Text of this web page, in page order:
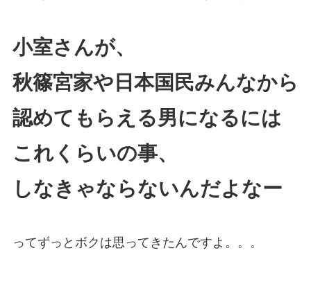
小室さんが、
秋篠宮家や日本国民みんなから
認めてもらえる男になるには
これくらいの事、
しなきゃならないんだよなー
ってずっとボクは思ってきたんですよ。。。